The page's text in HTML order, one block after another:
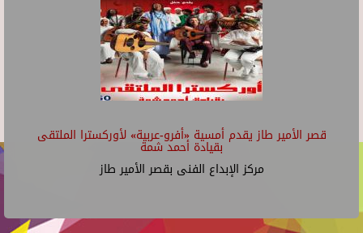
قصر الأمير طاز يقدم أمسية «أفرو-عربية» لأوركسترا الملتقى
بقيادة أحمد شمة
مركز الإبداع الفنى بقصر الأمير طاز